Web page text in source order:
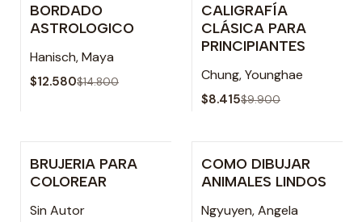
-15% OFF
BORDADO
ASTROLOGICO
Hanisch, Maya
$12.580$14.800
-15% OFF
CALIGRAFÍA
CLÁSICA PARA
PRINCIPIANTES
Chung, Younghae
$8.415$9.900
-15% OFF
BRUJERIA PARA
COLOREAR
Sin Autor
-15% OFF
COMO DIBUJAR
ANIMALES LINDOS
Ngyuyen, Angela